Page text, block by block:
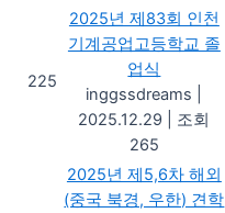
225
2025년 제83회 인천
기계공업고등학교 졸
업식
inggssdreams
2025.12.29
조회
265
2025년 제5,6차 해외
(중국 북경, 우한) 견학